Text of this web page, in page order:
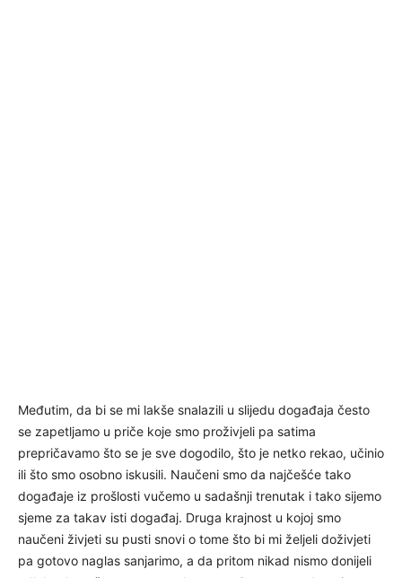
Međutim, da bi se mi lakše snalazili u slijedu događaja često
se zapetljamo u priče koje smo proživjeli pa satima
prepričavamo što se je sve dogodilo, što je netko rekao, učinio
ili što smo osobno iskusili. Naučeni smo da najčešće tako
događaje iz prošlosti vučemo u sadašnji trenutak i tako sijemo
sjeme za takav isti događaj. Druga krajnost u kojoj smo
naučeni živjeti su pusti snovi o tome što bi mi željeli doživjeti
pa gotovo naglas sanjarimo, a da pritom nikad nismo donijeli